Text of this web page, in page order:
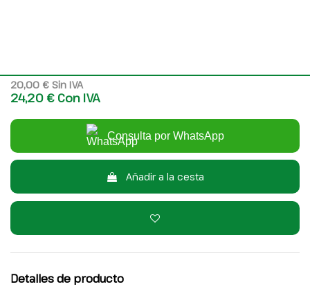
20,00 € Sin IVA
24,20 € Con IVA
Consulta por WhatsApp
Añadir a la cesta
Detalles de producto